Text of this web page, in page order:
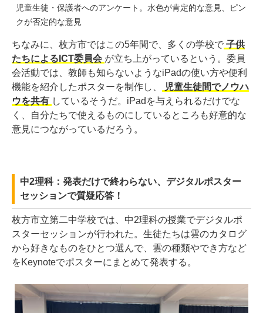
児童生徒・保護者へのアンケート。水色が肯定的な意見、ピン
クが否定的な意見
ちなみに、枚方市ではこの5年間で、多くの学校で子供
たちによるICT委員会 が立ち上がっているという。委員
会活動では、教師も知らないようなiPadの使い方や便利
機能を紹介したポスターを制作し、
児童生徒間でノウハ
ウを共有 しているそうだ。iPadを与えられるだけでな
く、自分たちで使えるものにしているところも好意的な
意見につながっているだろう。
中2理科：発表だけで終わらない、デジタルポスター
セッションで質疑応答！
枚方市立第二中学校では、中2理科の授業でデジタルポ
スターセッションが行われた。生徒たちは雲のカタログ
から好きなものをひとつ選んで、雲の種類やでき方など
をKeynoteでポスターにまとめて発表する。